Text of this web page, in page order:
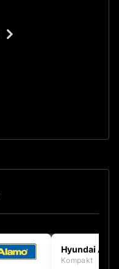
Hyundai
Kompakt